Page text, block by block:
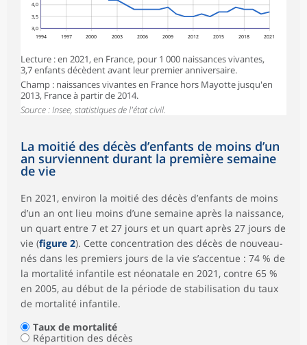
3,0
3,5
4,0
1994 1997 2000 2003 2006 2009 2012 2015 2018 2021
Lecture : en 2021, en France, pour 1 000 naissances vivantes,
3,7 enfants décèdent avant leur premier anniversaire.
Champ : naissances vivantes en France hors Mayotte jusqu'en
2013, France à partir de 2014.
Source : Insee, statistiques de l'état civil.
La moitié des décès d’enfants de moins d’un
an surviennent durant la première semaine
de vie
En 2021, environ la moitié des décès d’enfants de moins
d’un an ont lieu moins d’une semaine après la naissance,
un quart entre 7 et 27 jours et un quart après 27 jours de
vie (figure 2). Cette concentration des décès de nouveau-
nés dans les premiers jours de la vie s’accentue : 74 % de
la mortalité infantile est néonatale en 2021, contre 65 %
en 2005, au début de la période de stabilisation du taux
de mortalité infantile.
Taux de mortalité
Répartition des décès